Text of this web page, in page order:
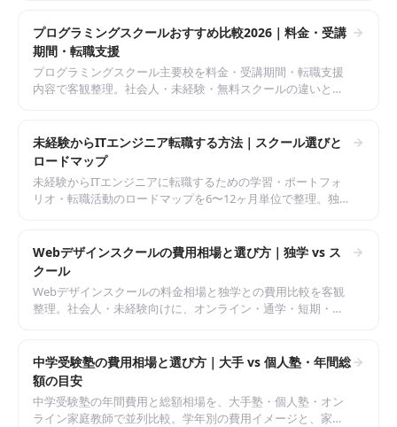
プログラミングスクールおすすめ比較2026｜料金・受講
期間・転職支援
プログラミングスクール主要校を料金・受講期間・転職支援
内容で客観整理。社会人・未経験・無料スクールの違いと選
未経験からITエンジニア転職する方法｜スクール選びと
ロードマップ
未経験からITエンジニアに転職するための学習・ポートフォ
リオ・転職活動のロードマップを6〜12ヶ月単位で整理。独学
Webデザインスクールの費用相場と選び方｜独学 vs ス
クール
Webデザインスクールの料金相場と独学との費用比較を客観
整理。社会人・未経験向けに、オンライン・通学・短期・長
中学受験塾の費用相場と選び方｜大手 vs 個人塾・年間総
額の目安
中学受験塾の年間費用と総額相場を、大手塾・個人塾・オン
ライン家庭教師で並列比較。学年別の費用イメージと、家計